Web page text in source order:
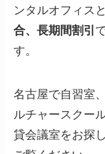
ンタルオフィス
合、長期間割引
す。
名古屋で自習室
ルチャースクー
貸会議室をお探